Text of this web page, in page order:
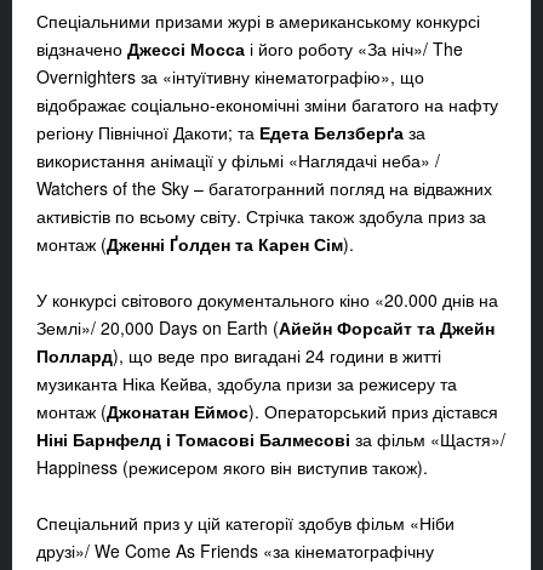
Спеціальними призами журі в американському конкурсі
відзначено Джессі Мосса і його роботу «За ніч»/ The
Overnighters за «інтуїтивну кінематографію», що
відображає соціально-економічні зміни багатого на нафту
регіону Північної Дакоти; та Едета Белзберґа за
використання анімації у фільмі «Наглядачі неба» /
Watchers of the Sky – багатогранний погляд на відважних
активістів по всьому світу. Стрічка також здобула приз за
монтаж (Дженні Ґолден та Карен Сім).
У конкурсі світового документального кіно «20.000 днів на
Землі»/ 20,000 Days on Earth (Айейн Форсайт та Джейн
Поллард), що веде про вигадані 24 години в житті
музиканта Ніка Кейва, здобула призи за режисеру та
монтаж (Джонатан Еймос). Операторський приз дістався
Ніні Барнфелд і Томасові Балмесові за фільм «Щастя»/
Happiness (режисером якого він виступив також).
Спеціальний приз у цій категорії здобув фільм «Ніби
друзі»/ We Come As Friends «за кінематографічну